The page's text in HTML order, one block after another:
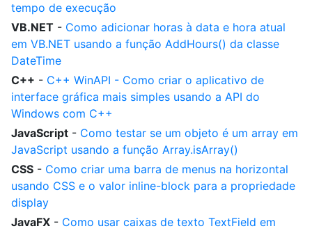
tempo de execução
VB.NET - Como adicionar horas à data e hora atual
em VB.NET usando a função AddHours() da classe
DateTime
C++ - C++ WinAPI - Como criar o aplicativo de
interface gráfica mais simples usando a API do
Windows com C++
JavaScript - Como testar se um objeto é um array em
JavaScript usando a função Array.isArray()
CSS - Como criar uma barra de menus na horizontal
usando CSS e o valor inline-block para a propriedade
display
JavaFX - Como usar caixas de texto TextField em